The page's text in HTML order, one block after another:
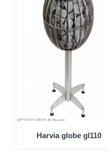
Harvia globe gl110